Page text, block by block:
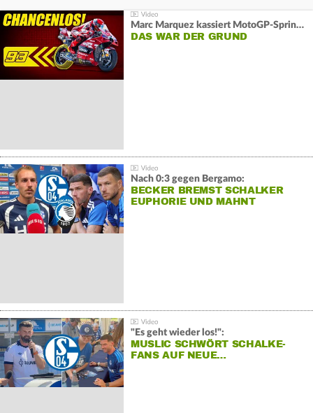
Marc Marquez kassiert MotoGP-Sprint-Schlappe:
DAS WAR DER GRUND
Nach 0:3 gegen Bergamo:
BECKER BREMST SCHALKER
EUPHORIE UND MAHNT
"Es geht wieder los!":
MUSLIC SCHWÖRT SCHALKE-
FANS AUF NEUE…